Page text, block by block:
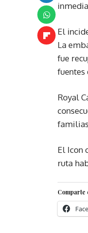
El
La
fue
fuentes
Royal
El Icon
ruta
Comparte